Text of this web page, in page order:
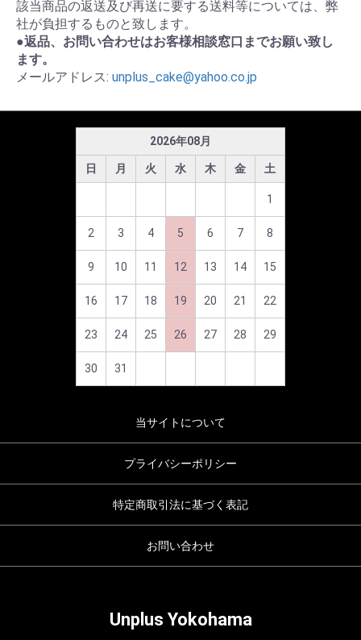
該当商品の返送及び再送に要する送料等については、弊
社が負担するものと致します。
●返品、お問い合わせはお客様相談窓口までお願い致し
ます。
メールアドレス: unplus_cake@yahoo.co.jp
2026年08月
日 月 火 水 木 金 土
1
2 3 4 5 6 7 8
9 10 11 12 13 14 15
16 17 18 19 20 21 22
23 24 25 26 27 28 29
30 31
当サイトについて
プライバシーポリシー
特定商取引法に基づく表記
お問い合わせ
Unplus Yokohama